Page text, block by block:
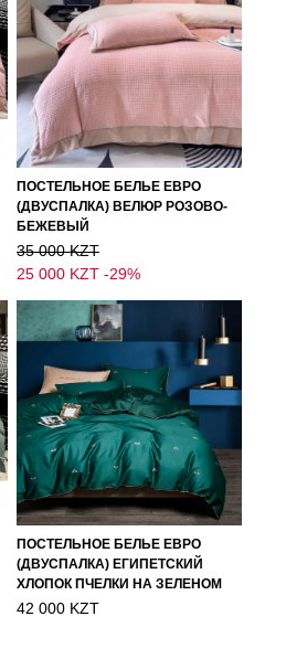
ПОСТЕЛЬНОЕ БЕЛЬЕ ЕВРО
(ДВУСПАЛКА) ВЕЛЮР РОЗОВО-
БЕЖЕВЫЙ
35 000 KZT
25 000 KZT -29%
ПОСТЕЛЬНОЕ БЕЛЬЕ ЕВРО
(ДВУСПАЛКА) ЕГИПЕТСКИЙ
ХЛОПОК ПЧЕЛКИ НА ЗЕЛЕНОМ
42 000 KZT